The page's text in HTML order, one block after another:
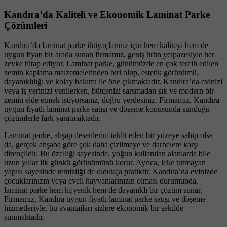
Kandıra’da Kaliteli ve Ekonomik Laminat Parke
Çözümleri
Kandıra’da laminat parke ihtiyaçlarınız için hem kaliteyi hem de
uygun fiyatı bir arada sunan firmamız, geniş ürün yelpazesiyle her
zevke hitap ediyor. Laminat parke, günümüzde en çok tercih edilen
zemin kaplama malzemelerinden biri olup, estetik görünümü,
dayanıklılığı ve kolay bakımı ile öne çıkmaktadır. Kandıra’da evinizi
veya iş yerinizi yenilerken, bütçenizi sarsmadan şık ve modern bir
zemin elde etmek istiyorsanız, doğru yerdesiniz. Firmamız, Kandıra
uygun fiyatlı laminat parke satışı ve döşeme konusunda sunduğu
çözümlerle fark yaratmaktadır.
Laminat parke, ahşap desenlerini taklit eden bir yüzeye sahip olsa
da, gerçek ahşaba göre çok daha çizilmeye ve darbelere karşı
dirençlidir. Bu özelliği sayesinde, yoğun kullanılan alanlarda bile
uzun yıllar ilk günkü görünümünü korur. Ayrıca, leke tutmayan
yapısı sayesinde temizliği de oldukça pratiktir. Kandıra’da evinizde
çocuklarınızın veya evcil hayvanlarınızın olması durumunda,
laminat parke hem hijyenik hem de dayanıklı bir çözüm sunar.
Firmamız, Kandıra uygun fiyatlı laminat parke satışı ve döşeme
hizmetleriyle, bu avantajları sizlere ekonomik bir şekilde
sunmaktadır.